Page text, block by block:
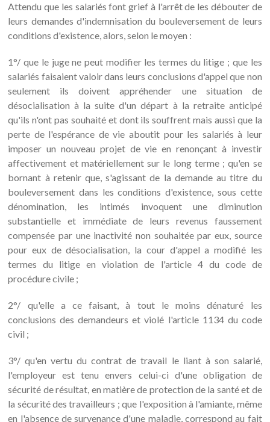
Attendu que les salariés font grief à l'arrêt de les débouter de
leurs demandes d'indemnisation du bouleversement de leurs
conditions d'existence, alors, selon le moyen :
1°/ que le juge ne peut modifier les termes du litige ; que les
salariés faisaient valoir dans leurs conclusions d'appel que non
seulement ils doivent appréhender une situation de
désocialisation à la suite d'un départ à la retraite anticipé
qu'ils n'ont pas souhaité et dont ils souffrent mais aussi que la
perte de l'espérance de vie aboutit pour les salariés à leur
imposer un nouveau projet de vie en renonçant à investir
affectivement et matériellement sur le long terme ; qu'en se
bornant à retenir que, s'agissant de la demande au titre du
bouleversement dans les conditions d'existence, sous cette
dénomination, les intimés invoquent une diminution
substantielle et immédiate de leurs revenus faussement
compensée par une inactivité non souhaitée par eux, source
pour eux de désocialisation, la cour d'appel a modifié les
termes du litige en violation de l'article 4 du code de
procédure civile ;
2°/ qu'elle a ce faisant, à tout le moins dénaturé les
conclusions des demandeurs et violé l'article 1134 du code
civil ;
3°/ qu'en vertu du contrat de travail le liant à son salarié,
l'employeur est tenu envers celui-ci d'une obligation de
sécurité de résultat, en matière de protection de la santé et de
la sécurité des travailleurs ; que l'exposition à l'amiante, même
en l'absence de survenance d'une maladie, correspond au fait